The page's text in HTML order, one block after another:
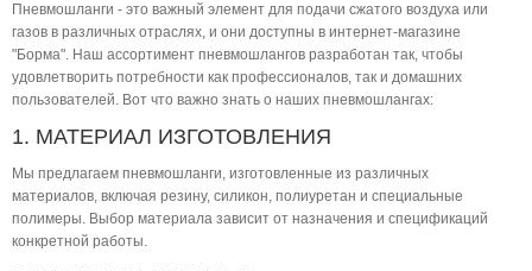
Пневмошланги - это важный элемент для подачи сжатого воздуха или
газов в различных отраслях, и они доступны в интернет-магазине
"Борма". Наш ассортимент пневмошлангов разработан так, чтобы
удовлетворить потребности как профессионалов, так и домашних
пользователей. Вот что важно знать о наших пневмошлангах:
1. МАТЕРИАЛ ИЗГОТОВЛЕНИЯ
Мы предлагаем пневмошланги, изготовленные из различных
материалов, включая резину, силикон, полиуретан и специальные
полимеры. Выбор материала зависит от назначения и спецификаций
конкретной работы.